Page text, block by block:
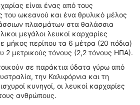
είναι ένας από τους
του ωκεανού και ένα θρυλικό μέλος
πλασμάτων στα θαλάσσια
μεγάλοι λευκοί καρχαρίες
μήκος περίπου τα 6 μέτρα (20 πόδια)
2 μετρικούς τόνους (2,2 τόνους ΗΠΑ).
σε παράκτια ύδατα γύρω από
την Καλιφόρνια και τη
κυνηγοί, οι λευκοί καρχαρίες
ανθρώπους.